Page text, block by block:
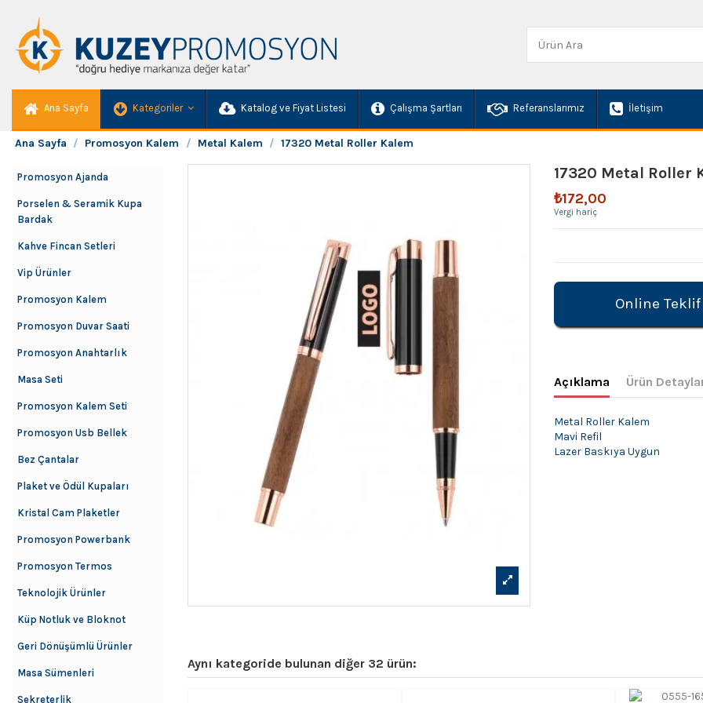
Ana Sayfa Kategoriler Katalog ve Fiyat Listesi Çalışma Şartları Referanslarımız İletişim
Ana Sayfa Promosyon Kalem Metal Kalem 17320 Metal Roller Kalem
17320 Metal Roller
₺172,00
Vergi hariç
Online Teklif
Açıklama Ürün
Metal Roller Kalem
Mavi Refil
Lazer Baskıya Uygun
Aynı kategoride bulunan diğer 32 ürün:
Promosyon Ajanda
Porselen & Seramik Kupa
Bardak
Kahve Fincan Setleri
Vip Ürünler
Promosyon Kalem
Promosyon Duvar Saati
Promosyon Anahtarlık
Masa Seti
Promosyon Kalem Seti
Promosyon Usb Bellek
Bez Çantalar
Plaket ve Ödül Kupaları
Kristal Cam Plaketler
Promosyon Powerbank
Promosyon Termos
Teknolojik Ürünler
Küp Notluk ve Bloknot
Geri Dönüşümlü Ürünler
Masa Sümenleri
Sekreterlik